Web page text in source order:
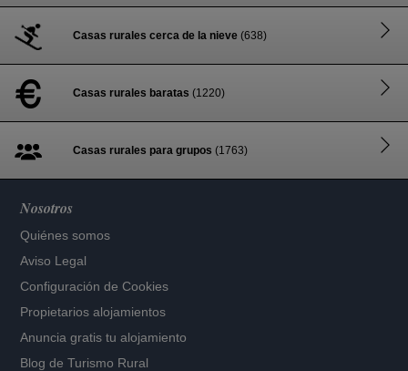
Casas rurales cerca de la nieve (638)
Casas rurales baratas (1220)
Casas rurales para grupos (1763)
Nosotros
Quiénes somos
Aviso Legal
Configuración de Cookies
Propietarios alojamientos
Anuncia gratis tu alojamiento
Blog de Turismo Rural